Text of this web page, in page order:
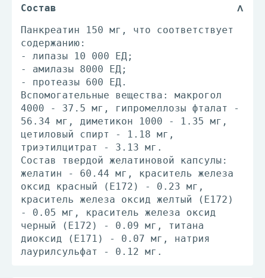
Состав
Панкреатин 150 мг, что соответствует
содержанию:
- липазы 10 000 ЕД;
- амилазы 8000 ЕД;
- протеазы 600 ЕД.
Вспомогательные вещества: макрогол
4000 - 37.5 мг, гипромеллозы фталат -
56.34 мг, диметикон 1000 - 1.35 мг,
цетиловый спирт - 1.18 мг,
триэтилцитрат - 3.13 мг.
Состав твердой желатиновой капсулы:
желатин - 60.44 мг, краситель железа
оксид красный (Е172) - 0.23 мг,
краситель железа оксид желтый (Е172)
- 0.05 мг, краситель железа оксид
черный (Е172) - 0.09 мг, титана
диоксид (Е171) - 0.07 мг, натрия
лаурилсульфат - 0.12 мг.